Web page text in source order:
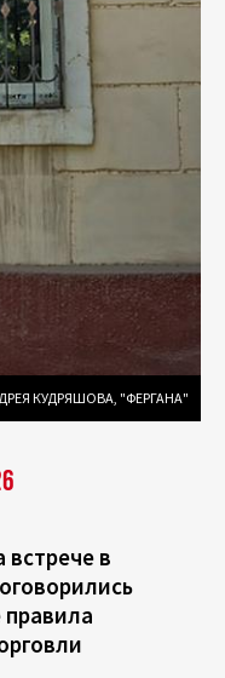
КУДРЯШОВА, "ФЕРГАНА"
в